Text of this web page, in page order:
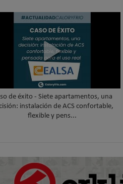
de éxito - Siete apartamentos, una
instalación de ACS confortable,
flexible y pens...